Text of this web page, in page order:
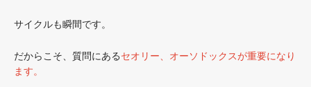
サイクルも瞬間です。
だからこそ、質問にあるセオリー、オーソドックスが重要になり
ます。